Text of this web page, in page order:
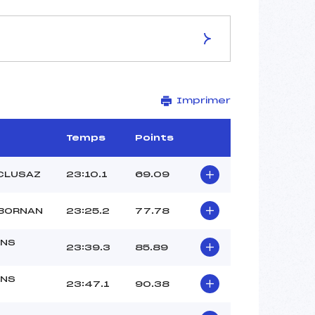
SA CHAPELLE D'ABONDANCE
10 km
Imprimer
Temps Points
23:10.1 69.09
23:25.2 77.78
23:39.3 85.89
23:47.1 90.38